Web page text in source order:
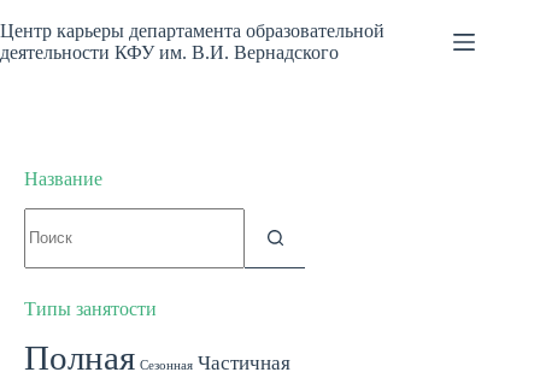
к
сути
Центр карьеры департамента образовательной
деятельности КФУ им. В.И. Вернадского
Название
не
Типы занятости
Полная Сезонная Частичная